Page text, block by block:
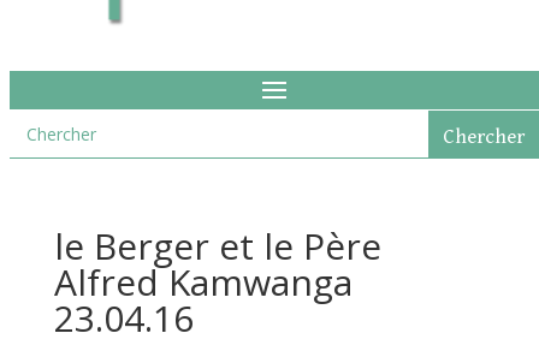
le Berger et le Père
Alfred Kamwanga
23.04.16